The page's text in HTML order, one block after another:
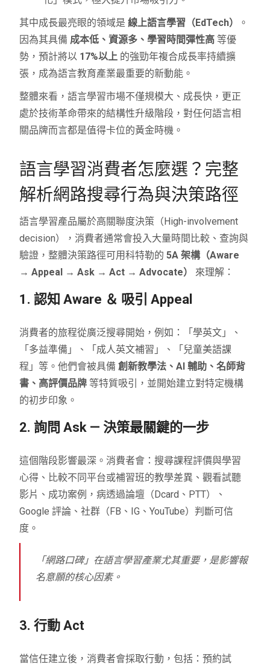
其中成長最亮眼的領域是線上語言學習（EdTech）
。
因為其具備 成本低、資源多、學習時間彈性高 等優
勢，預計將以 17%以上 的強勁年複合成長率持續擴
張，成為語言教育產業最重要的新動能。
整體來看，語言學習市場不僅規模大、成長快，更正
處於技術革命帶來的結構性升級階段，對任何語言相
關品牌而言都是值得卡位的黃金時機。
語言學習消費者怎麼選？完整
解析網路搜尋行為與決策路徑
語言學習產品屬於高關聯度決策（High-involvement
decision），消費者通常會投入大量時間比較、查詢與
驗證，整體決策路徑可用科特勒的5A 架構（Aware
→ Appeal → Ask → Act → Advocate）
來理解：
1. 認知 Aware ＆ 吸引 Appeal
消費者的旅程從廣泛搜尋開始，例如：「學英文」、
「多益準備」、「成人英文補習」、「兒童美語課
程」等。他們會被具備創新教學法、AI 輔助、名師背
書、高評價品牌 等特質吸引，並開始建立對特定機構
的初步印象。
2. 詢問 Ask — 決策最關鍵的一步
這個階段影響最深。消費者會：搜尋課程評價與學習
心得、比較不同平台或補習班的教學差異、觀看試聽
影片、成功案例，病透過論壇（Dcard、PTT）、
Google 評論、社群（FB、IG、YouTube）判斷可信
度。
「網路口碑」在語言學習產業尤其重要，是影響報
名意願的核心因素。
3. 行動 Act
當信任建立後，消費者會採取行動，包括：預約試